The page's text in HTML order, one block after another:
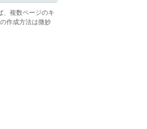
、複数ページのキ
作成方法は微妙